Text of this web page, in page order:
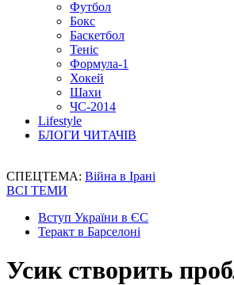
Футбол
Бокс
Баскетбол
Теніс
Формула-1
Хокей
Шахи
ЧС-2014
Lifestyle
БЛОГИ ЧИТАЧІВ
СПЕЦТЕМА: Війна в Ірані
ВСІ ТЕМИ
Вступ України в ЄС
Теракт в Барселоні
Усик створить